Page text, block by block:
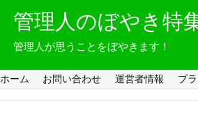
管理人のぼやき特
管理人が思うことをぼやきます！
ホーム お問い合わせ 運営者情報 プ